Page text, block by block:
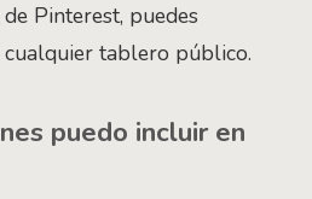
Pinterest, puedes
tablero público.
puedo incluir en